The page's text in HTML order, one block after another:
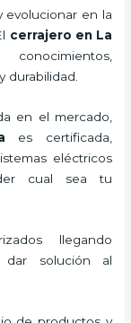
evolucionar en la
cerrajero en La
durabilidad.
en el mercado,
es certificada,
eléctricos
cual sea tu
llegando
dar solución al